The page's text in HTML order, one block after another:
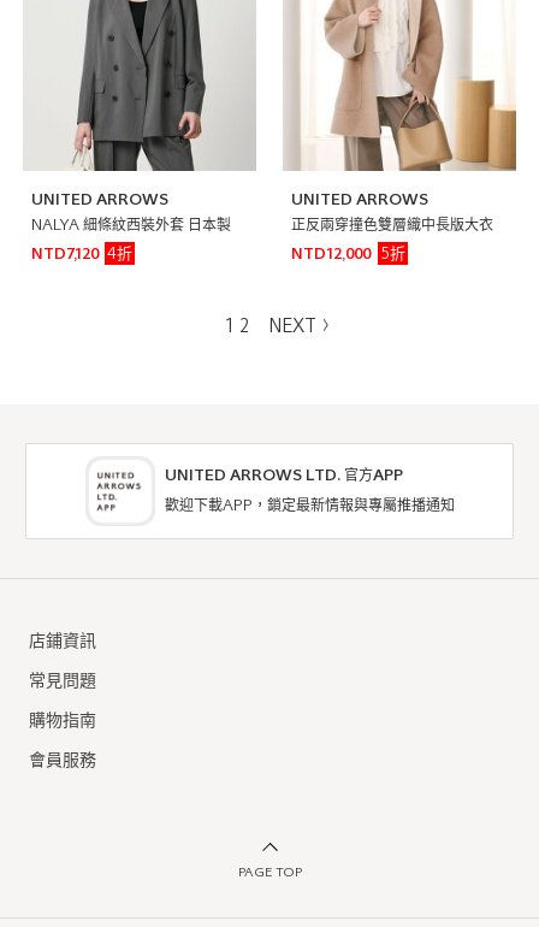
UNITED ARROWS
NALYA 細條紋西裝外套 日本製
NTD7,120
4折
UNITED ARROWS
正反兩穿撞色雙層織中長版大衣
NTD12,000
5折
1 2 NEXT
UNITED ARROWS LTD. 官方APP
歡迎下載APP，鎖定最新情報與專屬推播通知
店鋪資訊
常見問題
購物指南
會員服務
PAGE TOP